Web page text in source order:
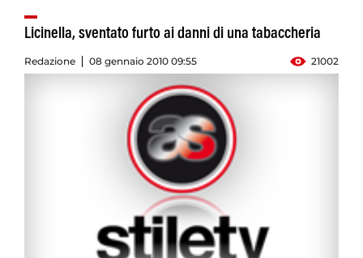
Licinella, sventato furto ai danni di una tabaccheria
Redazione 08 gennaio 2010 09:55 21002